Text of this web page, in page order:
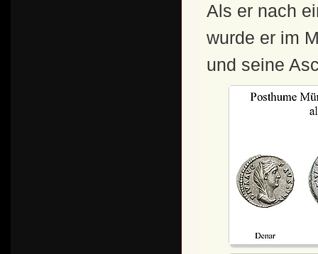
Als er nach
wurde er im
und seine